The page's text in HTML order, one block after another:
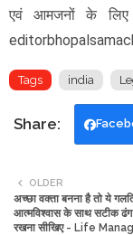
एवं आमजनों के लिए
Tags india
OLDER
अच्छा वक्ता बनना है तो ये
आत्मविश्वास के साथ सटीक
रखना सीखिए - Life